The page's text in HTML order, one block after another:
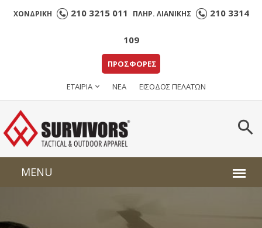
ΧΟΝΔΡΙΚΗ 210 3215 011 ΠΛΗΡ. ΛΙΑΝΙΚΗΣ 210 3314
109
ΠΡΟΣΦΟΡΕΣ
ΕΤΑΙΡΙΑ ΝΕΑ ΕΙΣΟΔΟΣ ΠΕΛΑΤΩΝ